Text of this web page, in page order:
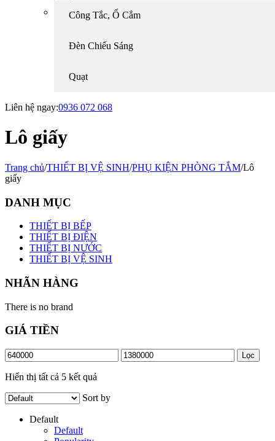
Công Tắc, Ổ Cắm
Đèn Chiếu Sáng
Quạt
Liên hệ ngay:0936 072 068
Lô giấy
Trang chủ/THIẾT BỊ VỆ SINH/PHỤ KIỆN PHÒNG TẮM/Lô
giấy
DANH MỤC
THIẾT BỊ BẾP
THIẾT BỊ ĐIỆN
THIẾT BỊ NƯỚC
THIẾT BỊ VỆ SINH
NHÃN HÀNG
There is no brand
GIÁ TIỀN
Giá
tối
thiểu
Giá
tối
Lọc
Hiển thị tất cả 5 kết quả
Sort by
Default
Default